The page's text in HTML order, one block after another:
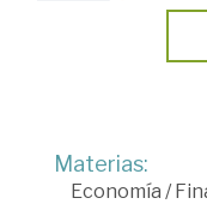
Materias:
Economía /